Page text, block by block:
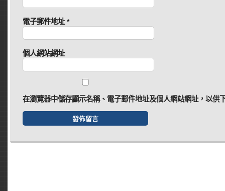
電子郵件地址*
個人網站網址
在瀏覽器中儲存顯示名稱、電子郵件地址及個人網站網址，以供